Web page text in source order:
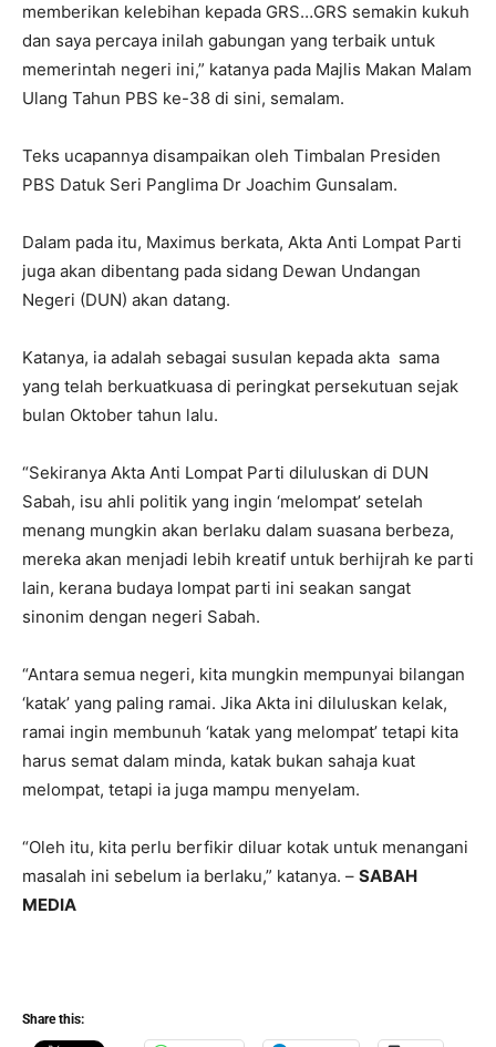
memberikan kelebihan kepada GRS…GRS semakin kukuh
dan saya percaya inilah gabungan yang terbaik untuk
memerintah negeri ini,” katanya pada Majlis Makan Malam
Ulang Tahun PBS ke-38 di sini, semalam.
Teks ucapannya disampaikan oleh Timbalan Presiden
PBS Datuk Seri Panglima Dr Joachim Gunsalam.
Dalam pada itu, Maximus berkata, Akta Anti Lompat Parti
juga akan dibentang pada sidang Dewan Undangan
Negeri (DUN) akan datang.
Katanya, ia adalah sebagai susulan kepada akta sama
yang telah berkuatkuasa di peringkat persekutuan sejak
bulan Oktober tahun lalu.
“Sekiranya Akta Anti Lompat Parti diluluskan di DUN
Sabah, isu ahli politik yang ingin ‘melompat’ setelah
menang mungkin akan berlaku dalam suasana berbeza,
mereka akan menjadi lebih kreatif untuk berhijrah ke parti
lain, kerana budaya lompat parti ini seakan sangat
sinonim dengan negeri Sabah.
“Antara semua negeri, kita mungkin mempunyai bilangan
‘katak’ yang paling ramai. Jika Akta ini diluluskan kelak,
ramai ingin membunuh ‘katak yang melompat’ tetapi kita
harus semat dalam minda, katak bukan sahaja kuat
melompat, tetapi ia juga mampu menyelam.
“Oleh itu, kita perlu berfikir diluar kotak untuk menangani
masalah ini sebelum ia berlaku,” katanya. – SABAH
MEDIA
Share this: